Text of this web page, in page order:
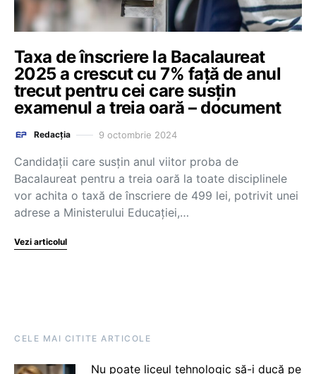
Taxa de înscriere la Bacalaureat
2025 a crescut cu 7% față de anul
trecut pentru cei care susțin
examenul a treia oară – document
Redacția 9 octombrie 2024
Candidații care susțin anul viitor proba de
Bacalaureat pentru a treia oară la toate disciplinele
vor achita o taxă de înscriere de 499 lei, potrivit unei
adrese a Ministerului Educației,…
Vezi articolul
CELE MAI CITITE ARTICOLE
Nu poate liceul tehnologic să-i ducă pe